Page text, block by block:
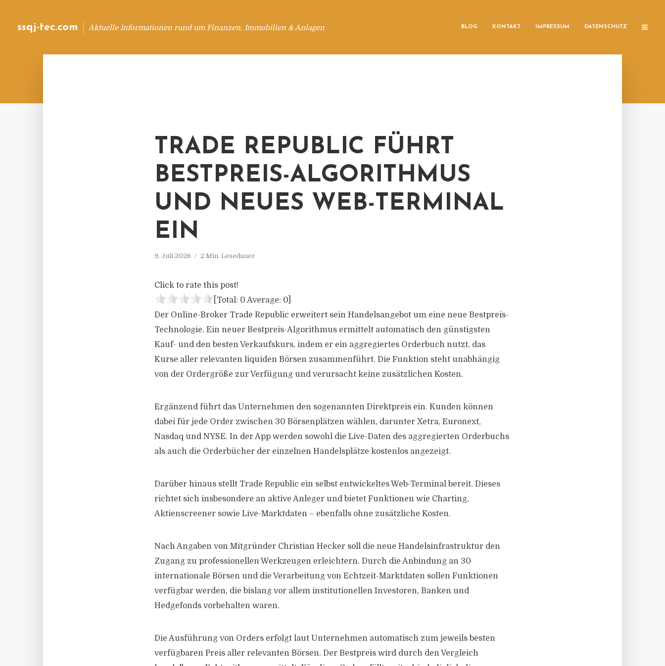
ssqj-tec.com Aktuelle Informationen rund um Finanzen, Immobilien & Anlagen BLOG KONTAKT IMPRESSUM DATENSCHUTZ
TRADE REPUBLIC FÜHRT
BESTPREIS-ALGORITHMUS
UND NEUES WEB-TERMINAL
EIN
9. Juli 2026 2 Min. Lesedauer
Click to rate this post!
[Total: 0 Average: 0
Der Online-Broker Trade Republic erweitert sein Handelsangebot um eine neue Bestpreis-
Technologie. Ein neuer Bestpreis-Algorithmus ermittelt automatisch den günstigsten
Kauf- und den besten Verkaufskurs, indem er ein aggregiertes Orderbuch nutzt, das
Kurse aller relevanten liquiden Börsen zusammenführt. Die Funktion steht unabhängig
von der Ordergröße zur Verfügung und verursacht keine zusätzlichen Kosten.
Ergänzend führt das Unternehmen den sogenannten Direktpreis ein. Kunden können
dabei für jede Order zwischen 30 Börsenplätzen wählen, darunter Xetra, Euronext,
Nasdaq und NYSE. In der App werden sowohl die Live-Daten des aggregierten Orderbuchs
als auch die Orderbücher der einzelnen Handelsplätze kostenlos angezeigt.
Darüber hinaus stellt Trade Republic ein selbst entwickeltes Web-Terminal bereit. Dieses
richtet sich insbesondere an aktive Anleger und bietet Funktionen wie Charting,
Aktienscreener sowie Live-Marktdaten – ebenfalls ohne zusätzliche Kosten.
Nach Angaben von Mitgründer Christian Hecker soll die neue Handelsinfrastruktur den
Zugang zu professionellen Werkzeugen erleichtern. Durch die Anbindung an 30
internationale Börsen und die Verarbeitung von Echtzeit-Marktdaten sollen Funktionen
verfügbar werden, die bislang vor allem institutionellen Investoren, Banken und
Hedgefonds vorbehalten waren.
Die Ausführung von Orders erfolgt laut Unternehmen automatisch zum jeweils besten
verfügbaren Preis aller relevanten Börsen. Der Bestpreis wird durch den Vergleich